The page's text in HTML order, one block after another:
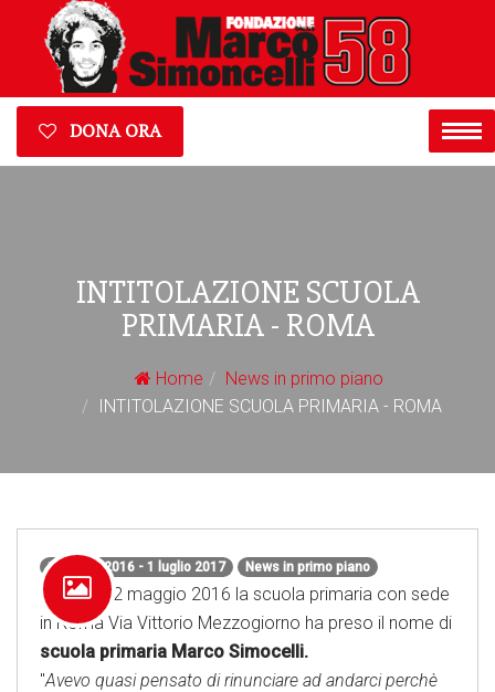
DONA ORA
INTITOLAZIONE SCUOLA
PRIMARIA - ROMA
Home
News in primo piano
INTITOLAZIONE SCUOLA PRIMARIA - ROMA
1 giugno 2016 - 1 luglio 2017 News in primo piano
Giovedì 12 maggio 2016 la scuola primaria con sede
in Roma Via Vittorio Mezzogiorno ha preso il nome di
scuola primaria Marco Simocelli.
"Avevo quasi pensato di rinunciare ad andarci perchè